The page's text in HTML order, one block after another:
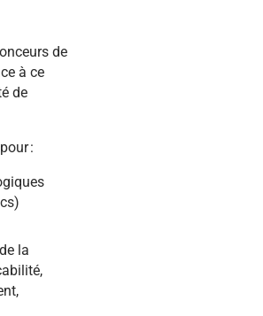
de
à ce
de
:
la